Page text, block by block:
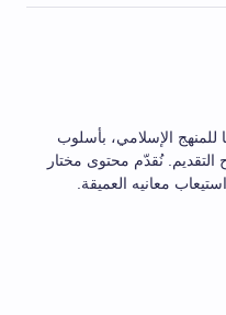
الإسلامي، بأسلوب
نُقدّم محتوى مختار
معانيه العميقة.